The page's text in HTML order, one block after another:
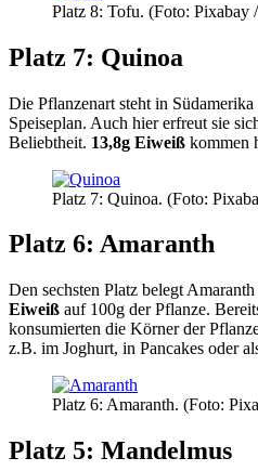
Platz 8: Tofu. (Foto: Pixabay
Platz 7: Quinoa
Die Pflanzenart steht in
Speiseplan. Auch hier erfreut sie
Beliebtheit. 13,8g Eiweiß kommen
Platz 7: Quinoa. (Foto:
Platz 6: Amaranth
Den sechsten Platz belegt
Eiweiß auf 100g der Pflanze.
konsumierten die Körner der
z.B. im Joghurt, in Pancakes oder
Platz 6: Amaranth. (Foto:
Platz 5: Mandelmus